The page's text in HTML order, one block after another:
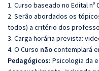
1. Curso baseado no Edital nº
2. Serão abordados os
todos) a critério dos
3. Carga horária prevista:
4. O Curso nãocontemplará
Pedagógicos: Psicologia da